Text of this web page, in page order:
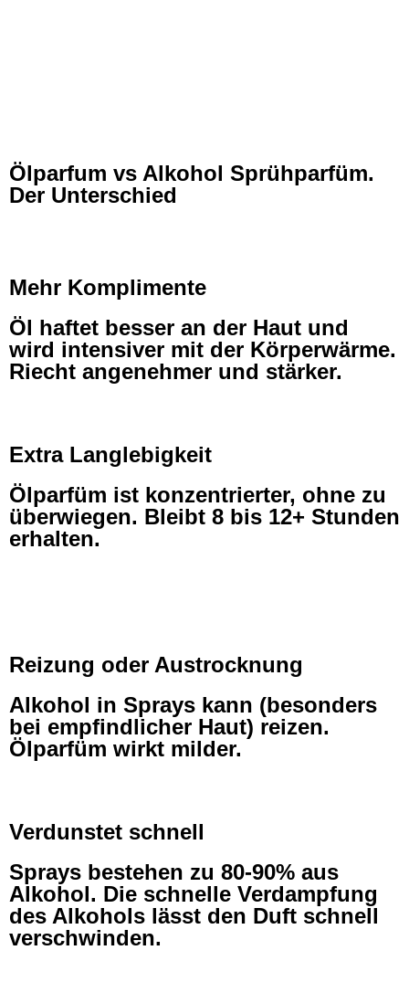
Ölparfum vs Alkohol Sprühparfüm.
Der Unterschied
Mehr Komplimente
Öl haftet besser an der Haut und
wird intensiver mit der Körperwärme.
Riecht angenehmer und stärker.
Extra Langlebigkeit
Ölparfüm ist konzentrierter, ohne zu
überwiegen. Bleibt 8 bis 12+ Stunden
erhalten.
Reizung oder Austrocknung
Alkohol in Sprays kann (besonders
bei empfindlicher Haut) reizen.
Ölparfüm wirkt milder.
Verdunstet schnell
Sprays bestehen zu 80-90% aus
Alkohol. Die schnelle Verdampfung
des Alkohols lässt den Duft schnell
verschwinden.